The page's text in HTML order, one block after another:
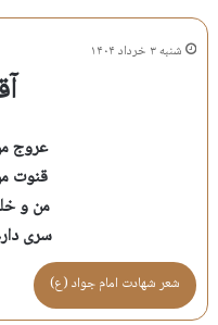
شنبه ۳ خرداد ۱۴۰۴
عروج
قنوت
من و
سری
شعر شهادت امام جواد (ع)